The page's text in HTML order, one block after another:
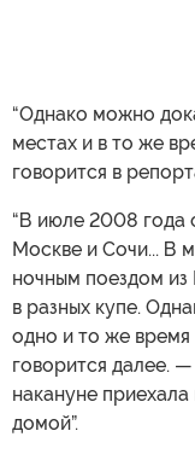
“Однако можно
местах и в то же
говорится в
“В июле 2008 года
Москве и Сочи... В
ночным поездом из
в разных купе.
одно и то же
говорится далее.
накануне
домой”.